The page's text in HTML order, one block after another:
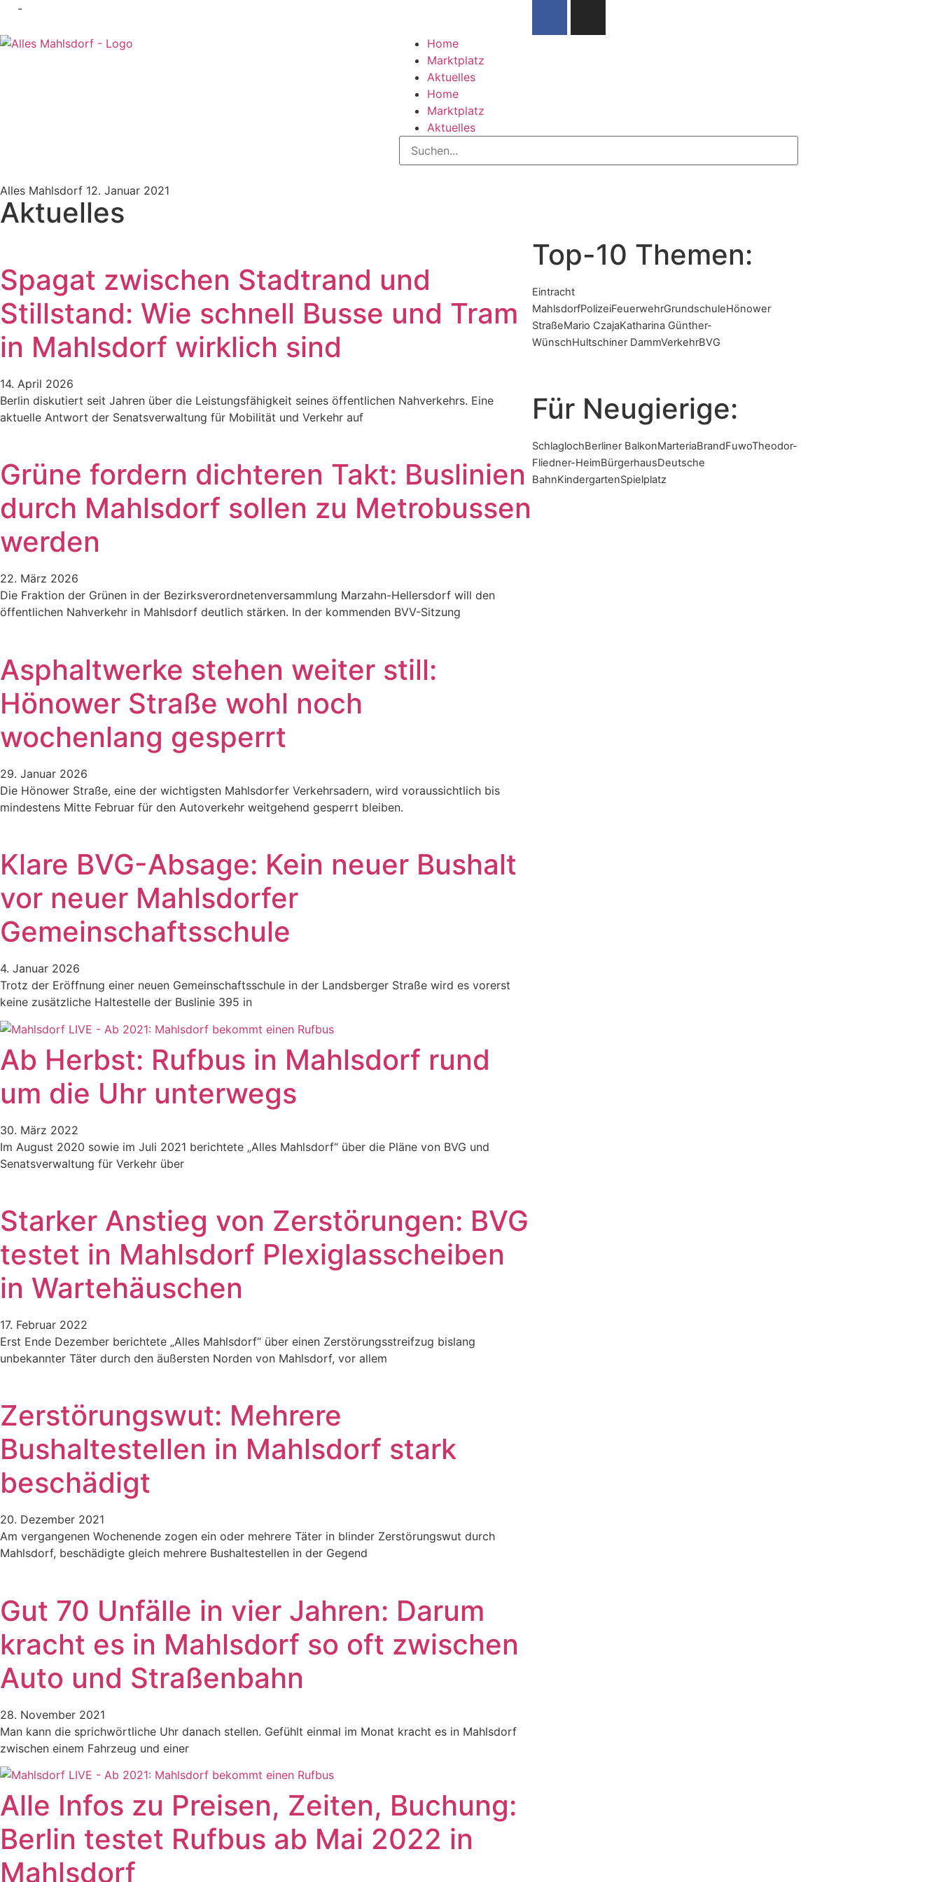
-
Home
Marktplatz
Aktuelles
Home
Marktplatz
Aktuelles
Alles Mahlsdorf 12. Januar 2021
Aktuelles
Spagat zwischen Stadtrand und
Stillstand: Wie schnell Busse und Tram
in Mahlsdorf wirklich sind
14. April 2026
Berlin diskutiert seit Jahren über die Leistungsfähigkeit seines öffentlichen Nahverkehrs. Eine
aktuelle Antwort der Senatsverwaltung für Mobilität und Verkehr auf
Grüne fordern dichteren Takt: Buslinien
durch Mahlsdorf sollen zu Metrobussen
werden
22. März 2026
Die Fraktion der Grünen in der Bezirksverordnetenversammlung Marzahn-Hellersdorf will den
öffentlichen Nahverkehr in Mahlsdorf deutlich stärken. In der kommenden BVV-Sitzung
Asphaltwerke stehen weiter still:
Hönower Straße wohl noch
wochenlang gesperrt
29. Januar 2026
Die Hönower Straße, eine der wichtigsten Mahlsdorfer Verkehrsadern, wird voraussichtlich bis
mindestens Mitte Februar für den Autoverkehr weitgehend gesperrt bleiben.
Klare BVG-Absage: Kein neuer Bushalt
vor neuer Mahlsdorfer
Gemeinschaftsschule
4. Januar 2026
Trotz der Eröffnung einer neuen Gemeinschaftsschule in der Landsberger Straße wird es vorerst
keine zusätzliche Haltestelle der Buslinie 395 in
Ab Herbst: Rufbus in Mahlsdorf rund
um die Uhr unterwegs
30. März 2022
Im August 2020 sowie im Juli 2021 berichtete „Alles Mahlsdorf“ über die Pläne von BVG und
Senatsverwaltung für Verkehr über
Starker Anstieg von Zerstörungen: BVG
testet in Mahlsdorf Plexiglasscheiben
in Wartehäuschen
17. Februar 2022
Erst Ende Dezember berichtete „Alles Mahlsdorf“ über einen Zerstörungsstreifzug bislang
unbekannter Täter durch den äußersten Norden von Mahlsdorf, vor allem
Zerstörungswut: Mehrere
Bushaltestellen in Mahlsdorf stark
beschädigt
20. Dezember 2021
Am vergangenen Wochenende zogen ein oder mehrere Täter in blinder Zerstörungswut durch
Mahlsdorf, beschädigte gleich mehrere Bushaltestellen in der Gegend
Gut 70 Unfälle in vier Jahren: Darum
kracht es in Mahlsdorf so oft zwischen
Auto und Straßenbahn
28. November 2021
Man kann die sprichwörtliche Uhr danach stellen. Gefühlt einmal im Monat kracht es in Mahlsdorf
zwischen einem Fahrzeug und einer
Alle Infos zu Preisen, Zeiten, Buchung:
Berlin testet Rufbus ab Mai 2022 in
Mahlsdorf
Top-10 Themen:
Eintracht
MahlsdorfPolizeiFeuerwehrGrundschuleHönower
StraßeMario CzajaKatharina Günther-
WünschHultschiner DammVerkehrBVG
Für Neugierige:
SchlaglochBerliner BalkonMarteriaBrandFuwoTheodor-
Fliedner-HeimBürgerhausDeutsche
BahnKindergartenSpielplatz